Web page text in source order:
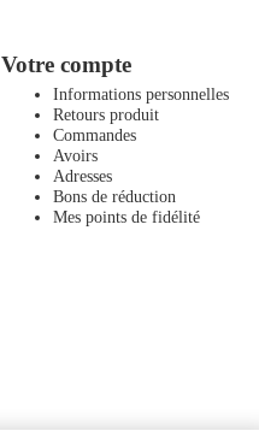
Votre compte
Informations personnelles
Retours produit
Commandes
Avoirs
Adresses
Bons de réduction
Mes points de fidélité